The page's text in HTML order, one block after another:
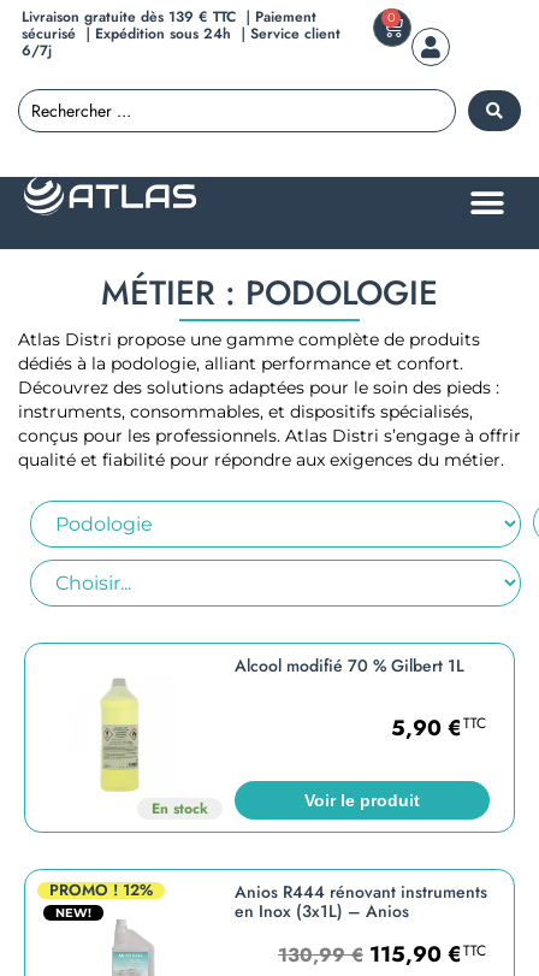
Livraison gratuite dès 139 € TTC ｜Paiement
sécurisé ｜Expédition sous 24h ｜Service client
6/7j
0
MÉTIER : PODOLOGIE
Atlas Distri propose une gamme complète de produits
dédiés à la podologie, alliant performance et confort.
Découvrez des solutions adaptées pour le soin des pieds :
instruments, consommables, et dispositifs spécialisés,
conçus pour les professionnels. Atlas Distri s’engage à offrir
qualité et fiabilité pour répondre aux exigences du métier.
En stock
Alcool modifié 70 % Gilbert 1L
5,90€TTC
Voir le produit
PROMO ! 12%
NEW!
Anios R444 rénovant instruments
en Inox (3x1L) – Anios
130,99€ 115,90€TTC